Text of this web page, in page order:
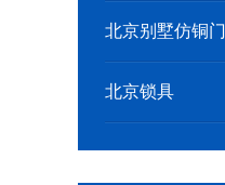
北京别墅仿铜门
北京锁具